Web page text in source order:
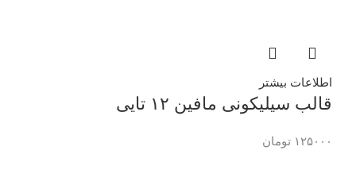
اطلاعات بیشتر
قالب سیلیکونی مافین ۱۲ تایی
۱۲۵۰۰۰ تومان